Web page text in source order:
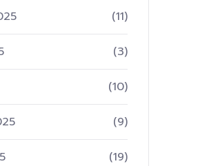
(11)
(3)
(10)
(9)
(19)